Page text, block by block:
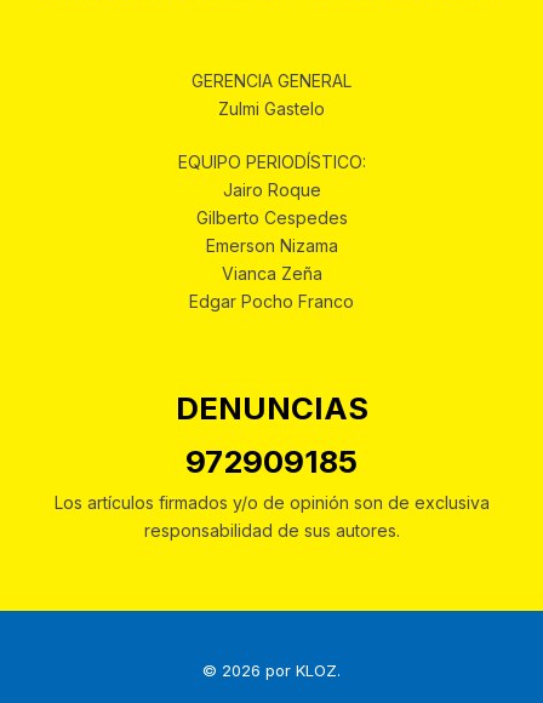
GERENCIA GENERAL
Zulmi Gastelo
EQUIPO PERIODÍSTICO:
Jairo Roque
Gilberto Cespedes
Emerson Nizama
Vianca Zeña
Edgar Pocho Franco
DENUNCIAS
972909185
Los artículos firmados y/o de opinión son de exclusiva
responsabilidad de sus autores.
© 2026 por KLOZ.